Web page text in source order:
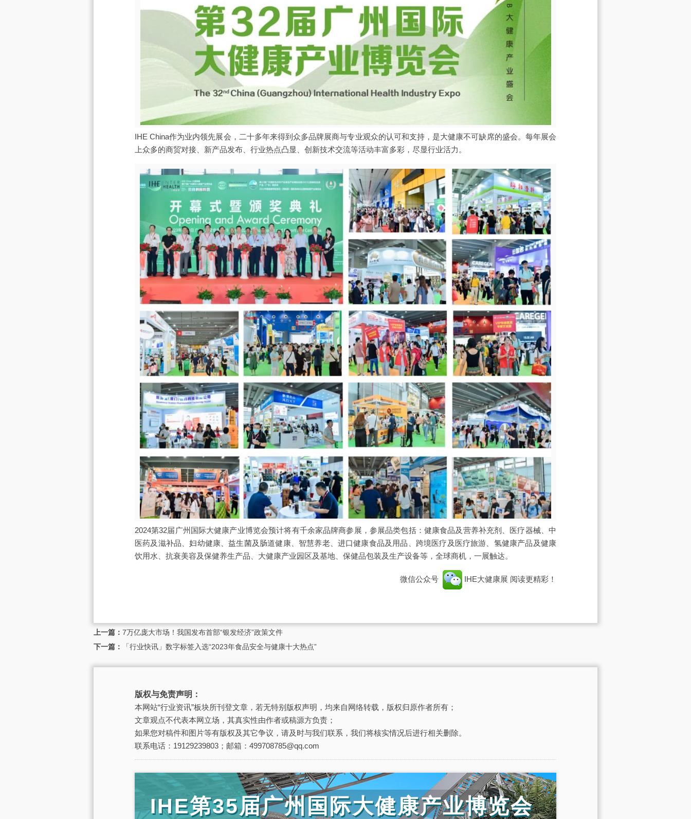
IHE China作为业内领先展会，二十多年来得到众多品牌展商与专业观众的认可和支持，是大健康不可缺席的盛会。每年展会
上众多的商贸对接、新产品发布、行业热点凸显、创新技术交流等活动丰富多彩，尽显行业活力。
2024第32届广州国际大健康产业博览会预计将有千余家品牌商参展，参展品类包括：健康食品及营养补充剂、医疗器械、中
医药及滋补品、妇幼健康、益生菌及肠道健康、智慧养老、进口健康食品及用品、跨境医疗及医疗旅游、氢健康产品及健康
饮用水、抗衰美容及保健养生产品、大健康产业园区及基地、保健品包装及生产设备等，全球商机，一展触达。
微信公众号 IHE大健康展 阅读更精彩！
上一篇： 7万亿庞大市场！我国发布首部“银发经济”政策文件
下一篇：
「行业快讯」数字标签入选“2023年食品安全与健康十大热点”
版权与免责声明：
本网站“行业资讯”板块所刊登文章，若无特别版权声明，均来自网络转载，版权归原作者所有；
文章观点不代表本网立场，其真实性由作者或稿源方负责；
如果您对稿件和图片等有版权及其它争议，请及时与我们联系，我们将核实情况后进行相关删除。
联系电话：19129239803；邮箱：499708785@qq.com
IHE第35届广州国际大健康产业博览会